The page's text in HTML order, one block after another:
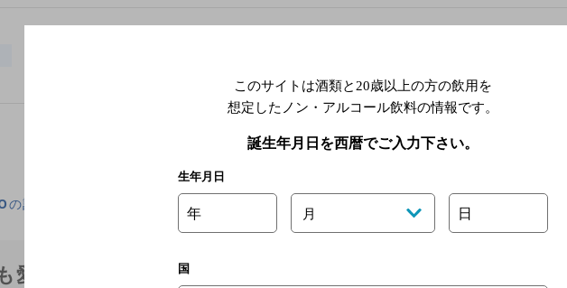
の記事はこちら→"アルプスのリヴィエラ"で造られるネッビオーロ ヴァッレ・ダオスタ
愛した山のワイン
このサイトは酒類と20歳以上の方の飲用を
想定したノン・アルコール飲料の情報です。
誕生年月日を西暦でご入力下さい。
生年月日
年 月 日
国